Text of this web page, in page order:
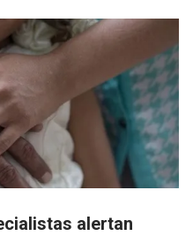
alertan